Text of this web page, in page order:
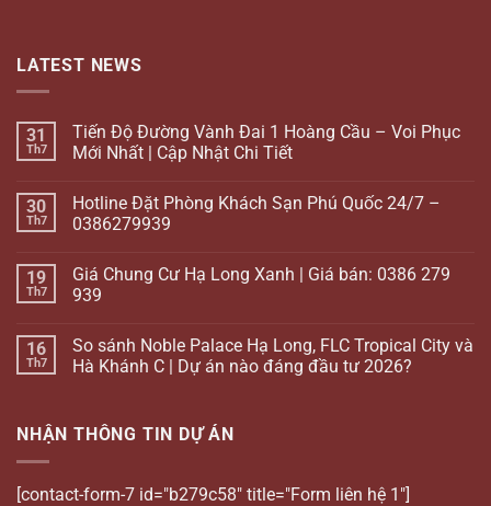
LATEST NEWS
31
Th7
Tiến Độ Đường Vành Đai 1 Hoàng Cầu – Voi Phục
Mới Nhất | Cập Nhật Chi Tiết
30
Th7
Hotline Đặt Phòng Khách Sạn Phú Quốc 24/7 –
0386279939
19
Th7
Giá Chung Cư Hạ Long Xanh | Giá bán: 0386 279
939
16
Th7
So sánh Noble Palace Hạ Long, FLC Tropical City và
Hà Khánh C | Dự án nào đáng đầu tư 2026?
NHẬN THÔNG TIN DỰ ÁN
[contact-form-7 id="b279c58" title="Form liên hệ 1"]